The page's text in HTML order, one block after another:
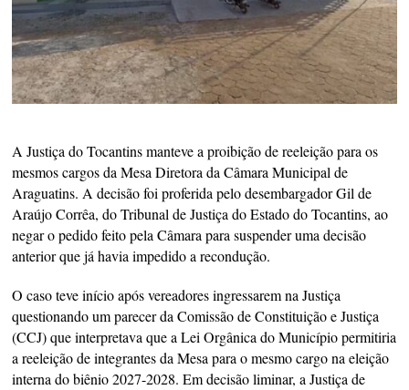
A Justiça do Tocantins manteve a proibição de reeleição para os
mesmos cargos da Mesa Diretora da Câmara Municipal de
Araguatins. A decisão foi proferida pelo desembargador Gil de
Araújo Corrêa, do Tribunal de Justiça do Estado do Tocantins, ao
negar o pedido feito pela Câmara para suspender uma decisão
anterior que já havia impedido a recondução.
O caso teve início após vereadores ingressarem na Justiça
questionando um parecer da Comissão de Constituição e Justiça
(CCJ) que interpretava que a Lei Orgânica do Município permitiria
a reeleição de integrantes da Mesa para o mesmo cargo na eleição
interna do biênio 2027-2028. Em decisão liminar, a Justiça de